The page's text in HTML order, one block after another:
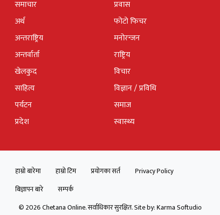
समाचार
अर्थ
अन्तराष्ट्रिय
अन्तर्वार्ता
खेलकुद
साहित्य
पर्यटन
प्रदेश
प्रवास
फोटो फिचर
मनोरन्जन
राष्ट्रिय
विचार
विज्ञान / प्रविधि
समाज
स्वास्थ्य
हाम्रो बारेमा हाम्रो टिम प्रयोगका सर्त
Privacy Policy
बिज्ञापन बारे
सम्पर्क
© 2026 Chetana Online. सर्वाधिकार सुरक्षित. Site by:Karma Softudio